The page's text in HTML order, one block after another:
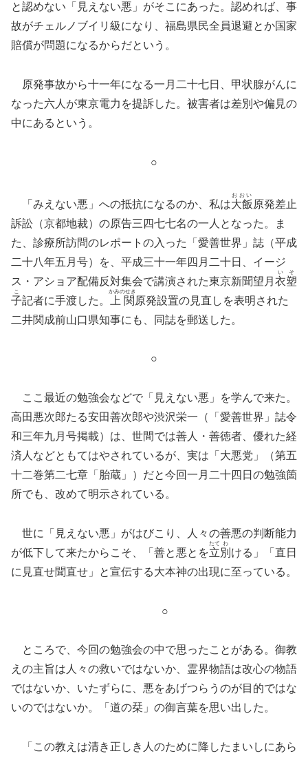
と認めない「見えない悪」がそこにあった。認めれば、事
故がチェルノブイリ級になり、福島県民全員退避とか国家
賠償が問題になるからだという。
原発事故から十一年になる一月二十七日、甲状腺がんに
なった六人が東京電力を提訴した。被害者は差別や偏見の
中にあるという。
○
「みえない悪」への抵抗になるのか、私は大飯
おおい
原発差止
訴訟（京都地裁）の原告三四七七名の一人となった。ま
た、診療所訪問のレポートの入った「愛善世界」誌（平成
二十八年五月号）を、平成三十一年四月二十日、イージ
ス・アショア配備反対集会で講演された東京新聞望月 衣
い
塑
そ
子
こ
記者に手渡した。 上関
かみのせき
原発設置の見直しを表明された
二井関成前山口県知事にも、同誌を郵送した。
○
ここ最近の勉強会などで「見えない悪」を学んで来た。
高田悪次郎たる安田善次郎や渋沢栄一（「愛善世界」誌令
和三年九月号掲載）は、世間では善人・善徳者、優れた経
済人などともてはやされているが、実は「大悪党」（第五
十二巻第二七章「胎蔵」）だと今回一月二十四日の勉強箇
所でも、改めて明示されている。
世に「見えない悪」がはびこり、人々の善悪の判断能力
が低下して来たからこそ、「善と悪とを立
たて
別
わ
ける」「直日
に見直せ聞直せ」と宣伝する大本神の出現に至っている。
○
ところで、今回の勉強会の中で思ったことがある。御教
えの主旨は人々の救いではないか、霊界物語は改心の物語
ではないか、いたずらに、悪をあげつらうのが目的ではな
いのではないか。「道の栞」の御言葉を思い出した。
「この教えは清き正しき人のために降したまいしにあら